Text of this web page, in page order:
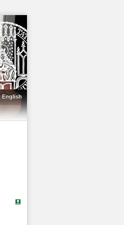
English